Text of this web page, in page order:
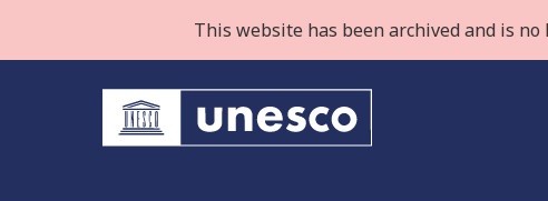
This website has been archived and is